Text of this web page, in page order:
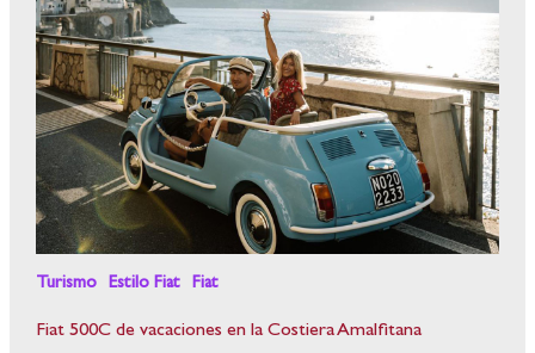
Turismo Estilo Fiat Fiat
Fiat 500C de vacaciones en la Costiera Amalfitana